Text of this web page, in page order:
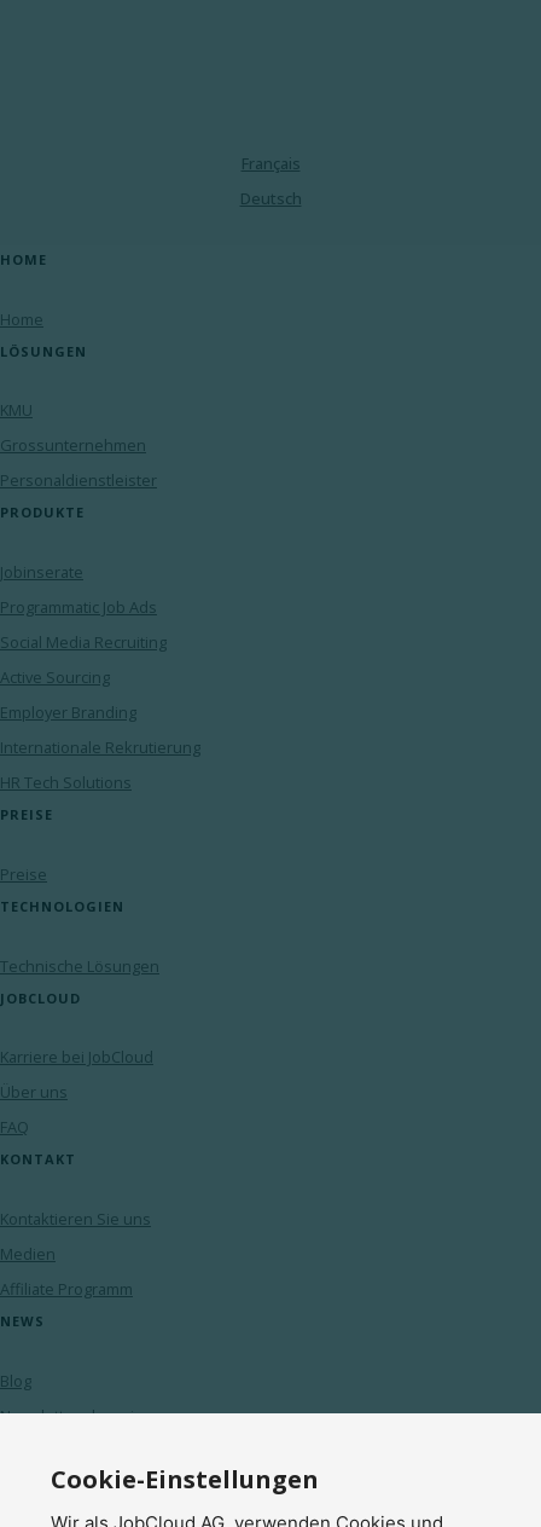
Français
Deutsch
HOME
Home
LÖSUNGEN
KMU
Grossunternehmen
Personaldienstleister
PRODUKTE
Jobinserate
Programmatic Job Ads
Social Media Recruiting
Active Sourcing
Employer Branding
Internationale Rekrutierung
HR Tech Solutions
PREISE
Preise
TECHNOLOGIEN
Technische Lösungen
JOBCLOUD
Karriere bei JobCloud
Über uns
FAQ
KONTAKT
Kontaktieren Sie uns
Medien
Affiliate Programm
NEWS
Blog
Newsletter abonnieren
Cookie-Einstellungen